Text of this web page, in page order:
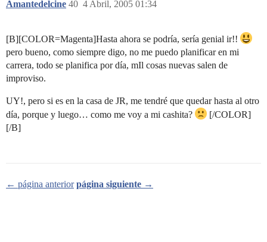
Amantedelcine 4 Abril, 2005 01:34
40
[B][COLOR=Magenta]Hasta ahora se podría, sería genial ir!!
pero bueno, como siempre digo, no me puedo planificar en mi
carrera, todo se planifica por día, mIl cosas nuevas salen de
improviso.
UY!, pero si es en la casa de JR, me tendré que quedar hasta al otro
día, porque y luego… como me voy a mi cashita?
[/COLOR]
[/B]
← página anterior página siguiente →